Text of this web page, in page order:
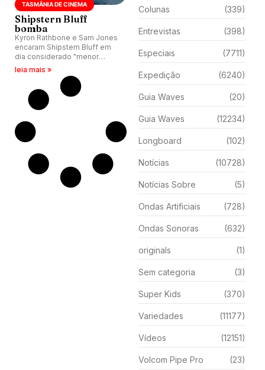
TASMÂNIA DE CINEMA
Shipstern Bluff
bomba
Kyron Rathbone e Sam Jones
encaram Shipstern Bluff em
dia considerado "menor
Shippies da história."
Brutalidade de Shipstern
continua implacável,
independente do swell.
leia mais »
Colunas (339)
Entrevistas (398)
Especiais (7711)
Expedição (6240)
Guia Waves (20)
Guia Waves (12234)
Longboard (102)
Notícias (10728)
Notícias Sobre (5)
Ondas Artificiais (728)
Ondas Sonoras (632)
originals (1)
Sem categoria (3)
Super Kids (370)
Variedades (11177)
Vídeos (12151)
Volcom Pipe Pro (23)